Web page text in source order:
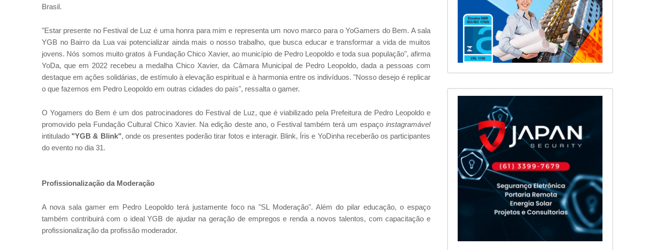
Brasil.
"Estar presente no Festival de Luz é uma honra para mim e representa um novo marco para o YoGamers do Bem. A sala
YGB no Bairro da Lua vai potencializar ainda mais o nosso trabalho, que busca educar e transformar a vida de muitos
jovens. Nós somos muito gratos à Fundação Chico Xavier, ao município de Pedro Leopoldo e toda sua população", afirma
YoDa, que em 2022 recebeu a medalha Chico Xavier, da Câmara Municipal de Pedro Leopoldo, dada a pessoas com
destaque em ações solidárias, de estímulo à elevação espiritual e à harmonia entre os indivíduos. "Nosso desejo é replicar
o que fazemos em Pedro Leopoldo em outras cidades do país", ressalta o gamer.
O Yogamers do Bem é um dos patrocinadores do Festival de Luz, que é viabilizado pela Prefeitura de Pedro Leopoldo e
promovido pela Fundação Cultural Chico Xavier. Na edição deste ano, o Festival também terá um espaço instagramável
intitulado "YGB & Blink", onde os presentes poderão tirar fotos e interagir. Blink, Íris e YoDinha receberão os participantes
do evento no dia 31.
Profissionalização da Moderação
A nova sala gamer em Pedro Leopoldo terá justamente foco na "SL Moderação". Além do pilar educação, o espaço
também contribuirá com o ideal YGB de ajudar na geração de empregos e renda a novos talentos, com capacitação e
profissionalização da profissão moderador.